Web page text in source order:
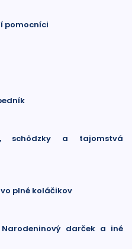
pomocníci
schôdzky a tajomstvá
plné koláčikov
Narodeninový darček a iné